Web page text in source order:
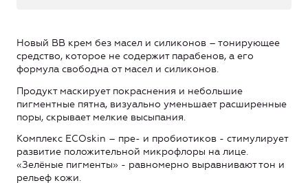
Новый BB крем без масел и силиконов – тонирующее
средство, которое не содержит парабенов, а его
формула свободна от масел и силиконов.
Продукт маскирует покраснения и небольшие
пигментные пятна, визуально уменьшает расширенные
поры, скрывает мелкие высыпания.
Комплекс ECOskin – пре- и пробиотиков - стимулирует
развитие положительной микрофлоры на лице.
«Зелёные пигменты» - равномерно выравнивают тон и
рельеф кожи.